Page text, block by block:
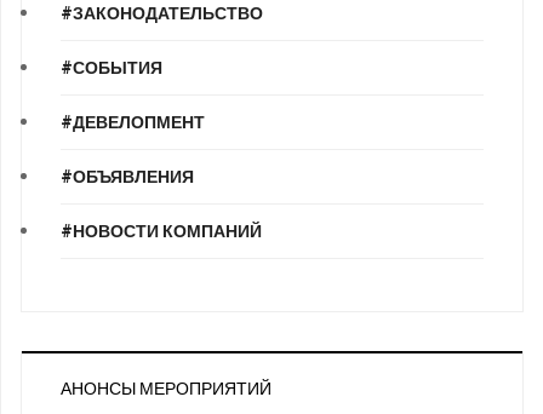
#ЗАКОНОДАТЕЛЬСТВО
#СОБЫТИЯ
#ДЕВЕЛОПМЕНТ
#ОБЪЯВЛЕНИЯ
#НОВОСТИ КОМПАНИЙ
АНОНСЫ МЕРОПРИЯТИЙ